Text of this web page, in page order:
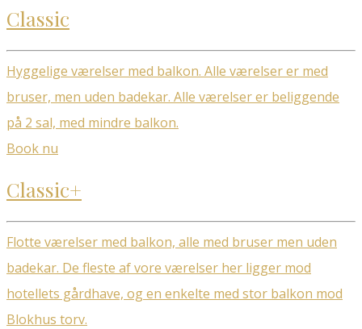
Classic
Hyggelige værelser med balkon. Alle værelser er med
bruser, men uden badekar. Alle værelser er beliggende
på 2 sal, med mindre balkon.
Book nu
Classic+
Flotte værelser med balkon, alle med bruser men uden
badekar. De fleste af vore værelser her ligger mod
hotellets gårdhave, og en enkelte med stor balkon mod
Blokhus torv.